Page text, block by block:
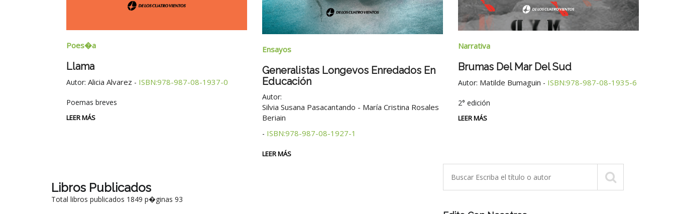
Poes�a
Llama
Autor: Alicia Alvarez - ISBN:978-987-08-1937-0
Poemas breves
LEER MÁS
Ensayos
Generalistas Longevos Enredados En
Educación
Autor:
Silvia Susana Pasacantando - María Cristina Rosales
Beriain
- ISBN:978-987-08-1927-1
LEER MÁS
Narrativa
Brumas Del Mar Del Sud
Autor: Matilde Bumaguin - ISBN:978-987-08-1935-6
2° edición
LEER MÁS
Libros Publicados
Total libros publicados 1849 p�ginas 93